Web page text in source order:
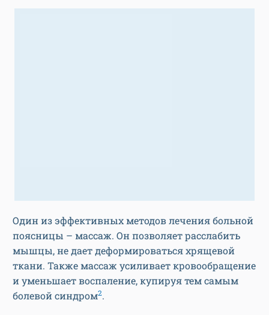
Один из эффективных методов лечения больной
поясницы – массаж. Он позволяет расслабить
мышцы, не дает деформироваться хрящевой
ткани. Также массаж усиливает кровообращение
и уменьшает воспаление, купируя тем самым
болевой синдром2.